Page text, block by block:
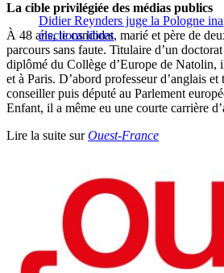
Didier Reynders juge la Pologne
élections libres
La cible privilégiée des médias publics
À 48 ans, le candidat, marié et père de
parcours sans faute. Titulaire d’un
diplômé du Collège d’Europe de Natolin,
et à Paris. D’abord professeur d’anglais et
conseiller puis député au Parlement
Enfant, il a même eu une courte carrière
Lire la suite surOuest-France